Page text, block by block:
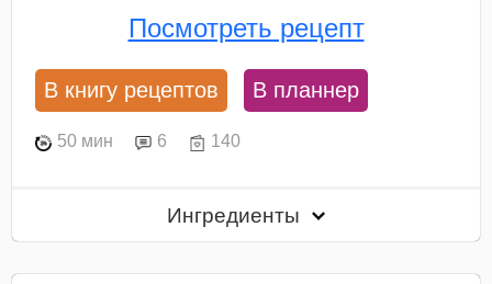
Посмотреть рецепт
В книгу рецептов В планнер
50 мин 6 140
Ингредиенты